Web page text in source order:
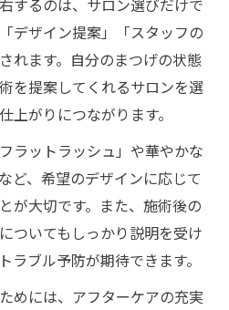
デザイン提案」「スタッフの
れます。自分のまつげの状態
を提案してくれるサロンを選
上がりにつながります。
ラットラッシュ」や華やかな
ど、希望のデザインに応じて
が大切です。また、施術後の
ついてもしっかり説明を受け
ラブル予防が期待できます。
めには、アフターケアの充実